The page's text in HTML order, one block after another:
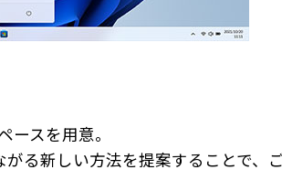
スを用意。
る新しい方法を提案することで、